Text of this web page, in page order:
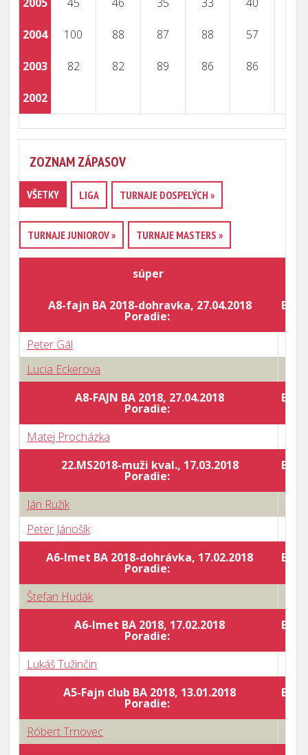
2004 100 88 87 88 57
2003 82 82 89 86 86
2002
ZOZNAM ZÁPASOV
VŠETKY LIGA TURNAJE DOSPELÝCH »
TURNAJE JUNIOROV » TURNAJE MASTERS »
súper
A8-fajn BA 2018-dohravka, 27.04.2018
Poradie:
Peter Gál
Lucia Eckerova
A8-FAJN BA 2018, 27.04.2018
Poradie:
Matej Procházka
22.MS2018-muži kval., 17.03.2018
Poradie:
Ján Ružík
Peter Jánošík
A6-Imet BA 2018-dohrávka, 17.02.2018
Poradie:
Štefan Hudák
A6-Imet BA 2018, 17.02.2018
Poradie:
Lukáš Tužinčin
A5-Fajn club BA 2018, 13.01.2018
Poradie:
Róbert Trnovec